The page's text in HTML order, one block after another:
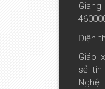
Điện
Giáo
sẻ tin
Nghệ